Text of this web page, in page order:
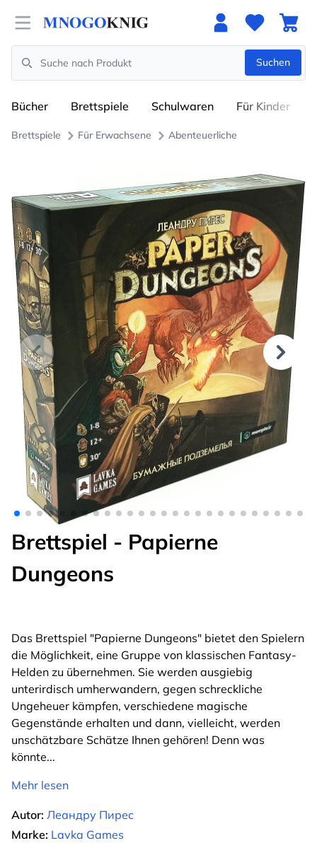
Open menu
Search
Suchen
Bücher Brettspiele Schulwaren Für Kinder
Brettspiele Für Erwachsene Abenteuerliche
Brettspiel - Papierne
Dungeons
Das Brettspiel "Papierne Dungeons" bietet den Spielern
die Möglichkeit, eine Gruppe von klassischen Fantasy-
Helden zu übernehmen. Sie werden ausgiebig
unterirdisch umherwandern, gegen schreckliche
Ungeheuer kämpfen, verschiedene magische
Gegenstände erhalten und dann, vielleicht, werden
unschätzbare Schätze Ihnen gehören! Denn was
könnte...
Mehr lesen
Autor: Леандру Пирес
Marke: Lavka Games